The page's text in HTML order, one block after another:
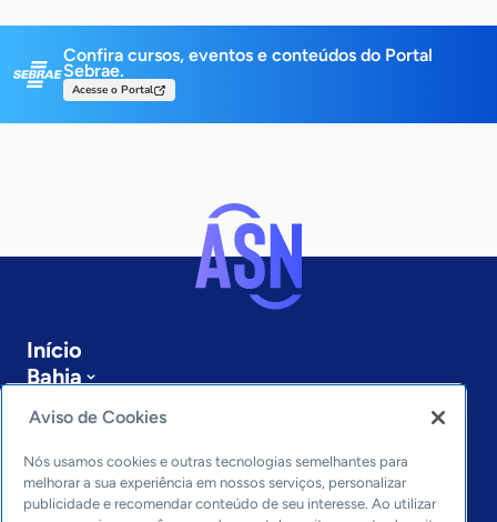
Confira cursos, eventos e conteúdos do Portal
Sebrae.
Acesse o Portal
Início
Bahia
Sobre a ASN
Últimas notícias
Entre em contato
Editorias
Aviso de Cookies
Nós usamos cookies e outras tecnologias semelhantes para
melhorar a sua experiência em nossos serviços, personalizar
publicidade e recomendar conteúdo de seu interesse. Ao utilizar